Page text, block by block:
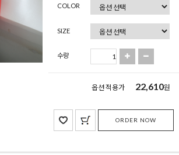
COLOR
SIZE
수량
옵션 적용가 22,610원
ORDER NOW